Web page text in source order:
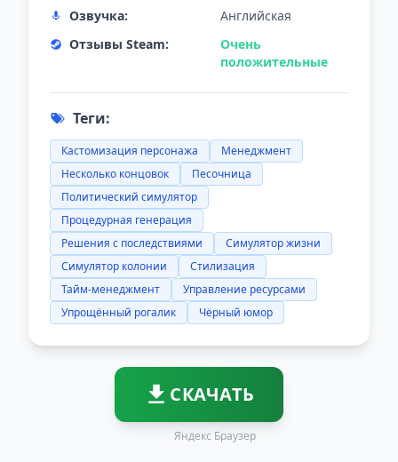
Озвучка:
Английская
Отзывы Steam:
Очень
положительные
Теги:
Кастомизация персонажа
Менеджмент
Несколько концовок
Песочница
Политический симулятор
Процедурная генерация
Решения с последствиями
Симулятор жизни
Симулятор колонии
Стилизация
Тайм-менеджмент
Управление ресурсами
Упрощённый рогалик
Чёрный юмор
СКАЧАТЬ
Яндекс Браузер